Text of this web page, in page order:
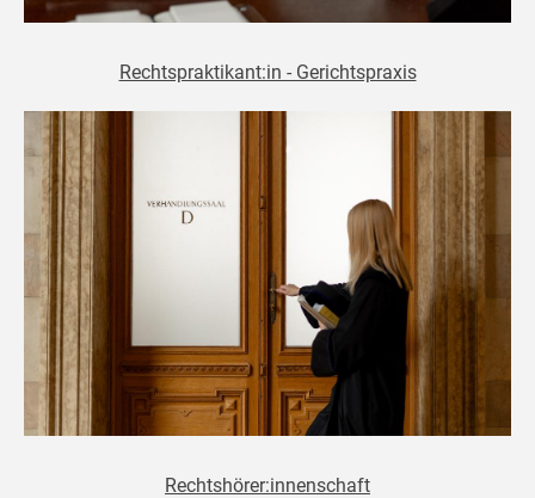
Rechtspraktikant:in - Gerichtspraxis
Rechtshörer:innenschaft